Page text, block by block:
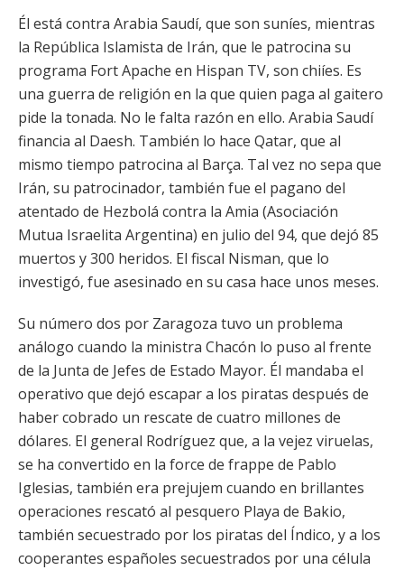
Él está contra Arabia Saudí, que son suníes, mientras
la República Islamista de Irán, que le patrocina su
programa Fort Apache en Hispan TV, son chiíes. Es
una guerra de religión en la que quien paga al gaitero
pide la tonada. No le falta razón en ello. Arabia Saudí
financia al Daesh. También lo hace Qatar, que al
mismo tiempo patrocina al Barça. Tal vez no sepa que
Irán, su patrocinador, también fue el pagano del
atentado de Hezbolá contra la Amia (Asociación
Mutua Israelita Argentina) en julio del 94, que dejó 85
muertos y 300 heridos. El fiscal Nisman, que lo
investigó, fue asesinado en su casa hace unos meses.
Su número dos por Zaragoza tuvo un problema
análogo cuando la ministra Chacón lo puso al frente
de la Junta de Jefes de Estado Mayor. Él mandaba el
operativo que dejó escapar a los piratas después de
haber cobrado un rescate de cuatro millones de
dólares. El general Rodríguez que, a la vejez viruelas,
se ha convertido en la force de frappe de Pablo
Iglesias, también era prejujem cuando en brillantes
operaciones rescató al pesquero Playa de Bakio,
también secuestrado por los piratas del Índico, y a los
cooperantes españoles secuestrados por una célula